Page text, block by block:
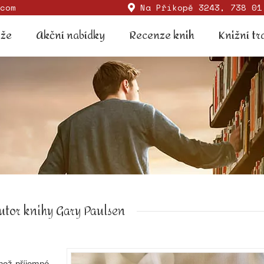
Na Příkopě 3243, 738
Akční nabídky Recenze knih Knižní
knihy Gary Paulsen
Akční nabídky Recenze knih